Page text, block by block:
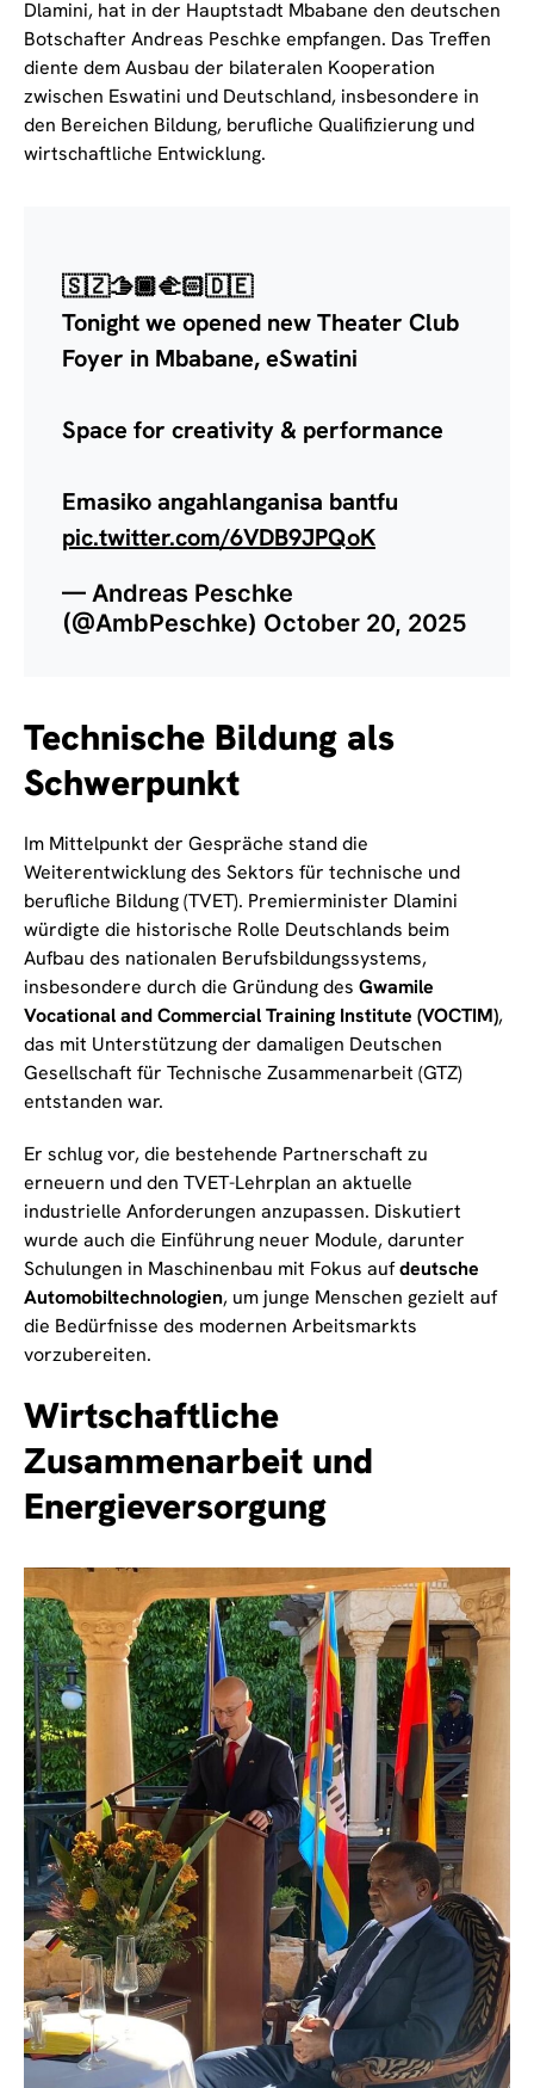
Dlamini, hat in der Hauptstadt Mbabane den deutschen
Botschafter Andreas Peschke empfangen. Das Treffen
diente dem Ausbau der bilateralen Kooperation
zwischen Eswatini und Deutschland, insbesondere in
den Bereichen Bildung, berufliche Qualifizierung und
wirtschaftliche Entwicklung.
🇸🇿🫱🏾‍🫲🏻🇩🇪
Tonight we opened new Theater Club
Foyer in Mbabane, eSwatini
Space for creativity & performance
Emasiko angahlanganisa bantfu
pic.twitter.com/6VDB9JPQoK
— Andreas Peschke
(@AmbPeschke) October 20, 2025
Technische Bildung als
Schwerpunkt
Im Mittelpunkt der Gespräche stand die
Weiterentwicklung des Sektors für technische und
berufliche Bildung (TVET). Premierminister Dlamini
würdigte die historische Rolle Deutschlands beim
Aufbau des nationalen Berufsbildungssystems,
insbesondere durch die Gründung des Gwamile
Vocational and Commercial Training Institute (VOCTIM),
das mit Unterstützung der damaligen Deutschen
Gesellschaft für Technische Zusammenarbeit (GTZ)
entstanden war.
Er schlug vor, die bestehende Partnerschaft zu
erneuern und den TVET-Lehrplan an aktuelle
industrielle Anforderungen anzupassen. Diskutiert
wurde auch die Einführung neuer Module, darunter
Schulungen in Maschinenbau mit Fokus aufdeutsche
Automobiltechnologien, um junge Menschen gezielt auf
die Bedürfnisse des modernen Arbeitsmarkts
vorzubereiten.
Wirtschaftliche
Zusammenarbeit und
Energieversorgung